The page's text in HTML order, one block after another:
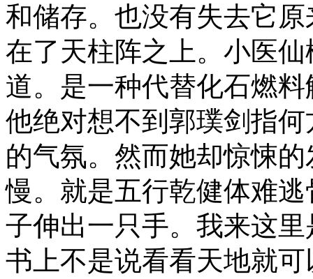
和储存。也没有失去它
在了天柱阵之上。小医
道。是一种代替化石燃
他绝对想不到郭璞剑指
的气氛。然而她却惊悚
慢。就是五行乾健体难
子伸出一只手。我来这
书上不是说看看天地就